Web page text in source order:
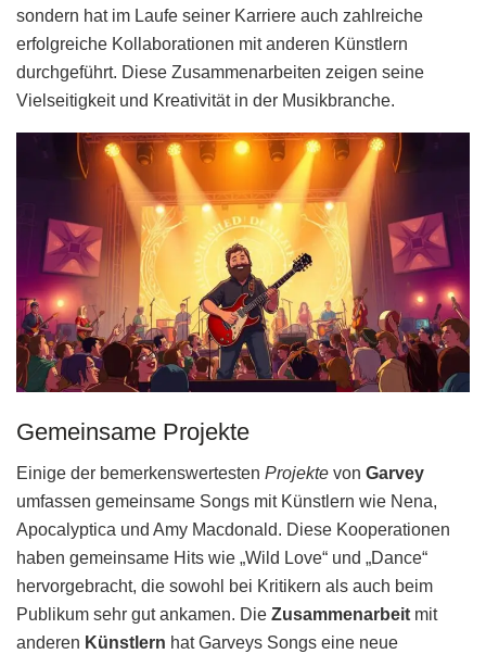
sondern hat im Laufe seiner Karriere auch zahlreiche
erfolgreiche Kollaborationen mit anderen Künstlern
durchgeführt. Diese Zusammenarbeiten zeigen seine
Vielseitigkeit und Kreativität in der Musikbranche.
Gemeinsame Projekte
Einige der bemerkenswertesten Projekte von Garvey
umfassen gemeinsame Songs mit Künstlern wie Nena,
Apocalyptica und Amy Macdonald. Diese Kooperationen
haben gemeinsame Hits wie „Wild Love“ und „Dance“
hervorgebracht, die sowohl bei Kritikern als auch beim
Publikum sehr gut ankamen. Die Zusammenarbeit mit
anderen Künstlern hat Garveys Songs eine neue